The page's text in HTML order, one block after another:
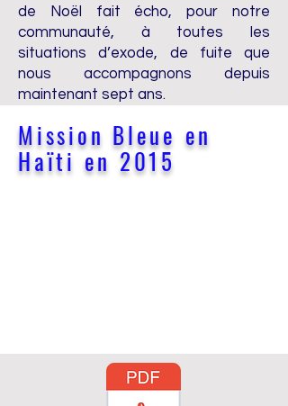
de Noël fait écho, pour notre
communauté, à toutes les
situations d’exode, de fuite que
nous accompagnons depuis
maintenant sept ans.
Mission Bleue en
Haïti en 2015